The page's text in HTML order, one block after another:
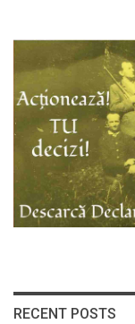
RECENT POSTS